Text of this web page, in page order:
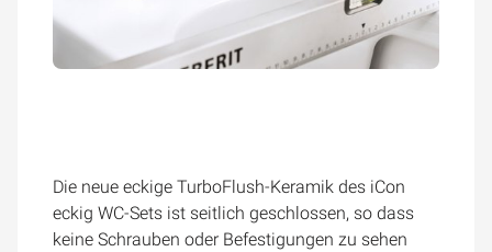
Die neue eckige TurboFlush-Keramik des iCon
eckig WC-Sets ist seitlich geschlossen, so dass
keine Schrauben oder Befestigungen zu sehen